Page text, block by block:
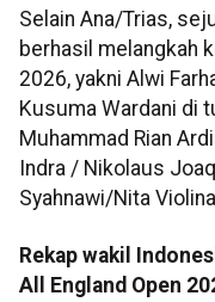
Selain Ana/Trias,
berhasil melangkah
2026, yakni Alwi
Kusuma Wardani di
Muhammad Rian
Indra / Nikolaus
Syahnawi/Nita
Rekap wakil
All England Open